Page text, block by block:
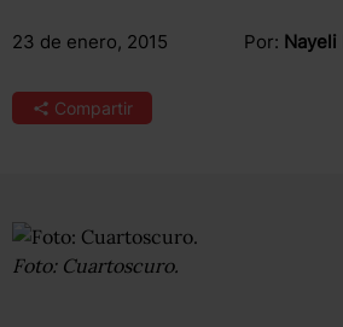
23 de enero, 2015 Por: Nayeli
Compartir
Foto: Cuartoscuro.